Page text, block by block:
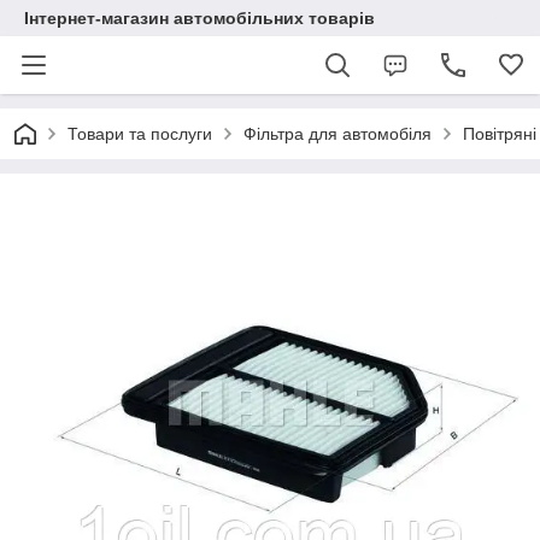
Інтернет-магазин автомобільних товарів
Товари та послуги Фільтра для автомобіля